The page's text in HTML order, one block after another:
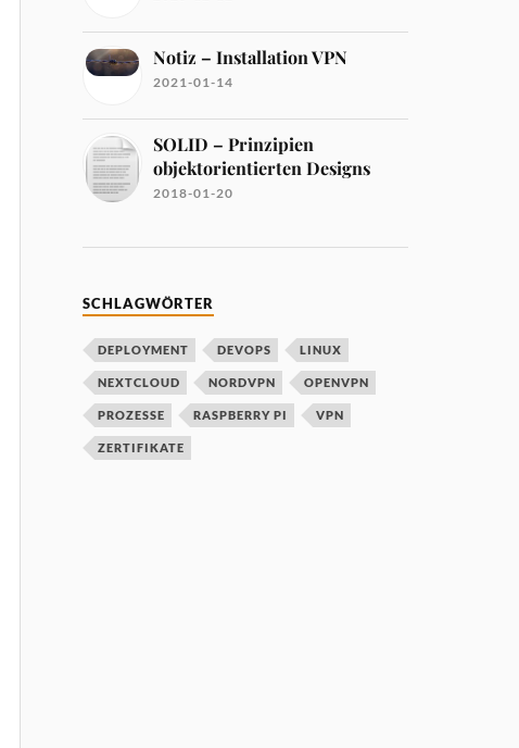
Notiz – Installation VPN
2021-01-14
SOLID – Prinzipien
objektorientierten Designs
2018-01-20
SCHLAGWÖRTER
DEPLOYMENT DEVOPS LINUX
NEXTCLOUD NORDVPN OPENVPN
PROZESSE RASPBERRY PI VPN
ZERTIFIKATE